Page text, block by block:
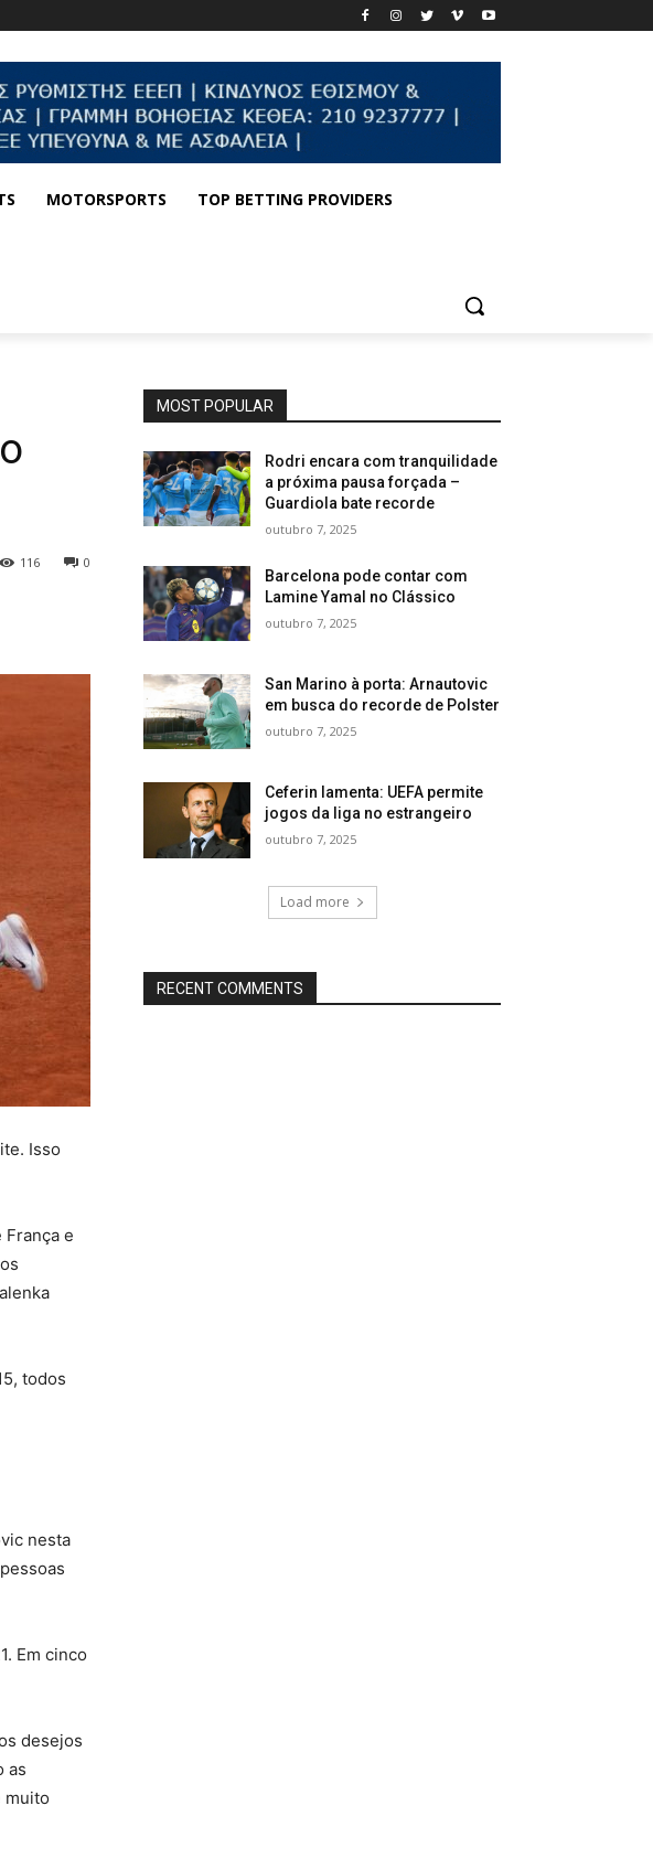
MOTORSPORTS TOP BETTING PROVIDERS
0
116
Isso
e
todos
nesta
Em cinco
desejos
as
muito
MOST POPULAR
Rodri encara com tranquilidade
a próxima pausa forçada –
Guardiola bate recorde
outubro 7, 2025
Barcelona pode contar com
Lamine Yamal no Clássico
outubro 7, 2025
San Marino à porta: Arnautovic
em busca do recorde de Polster
outubro 7, 2025
Ceferin lamenta: UEFA permite
jogos da liga no estrangeiro
outubro 7, 2025
Load more
RECENT COMMENTS